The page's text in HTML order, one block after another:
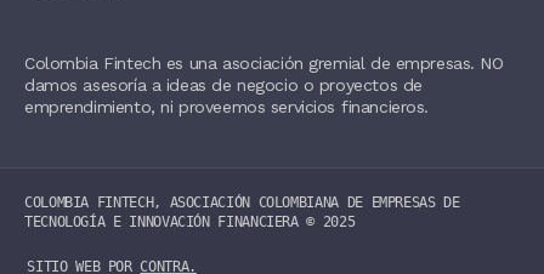
A
N
K
Colombia Fintech es una asociación gremial de empresas. NO
damos asesoría a ideas de negocio o proyectos de
emprendimiento, ni proveemos servicios financieros.
COLOMBIA FINTECH, ASOCIACIÓN COLOMBIANA DE EMPRESAS DE
TECNOLOGÍA E INNOVACIÓN FINANCIERA ©️ 2025
SITIO WEB POR CONTRA.